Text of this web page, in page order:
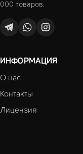
000 товаров.
ИНФОРМАЦИЯ
О нас
Контакты
Лицензия